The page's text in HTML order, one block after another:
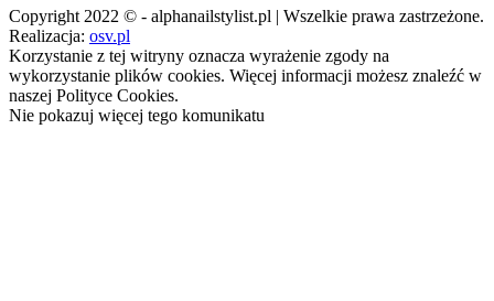
Copyright 2022 © - alphanailstylist.pl | Wszelkie prawa zastrzeżone.
Realizacja: osv.pl
Korzystanie z tej witryny oznacza wyrażenie zgody na
wykorzystanie plików cookies. Więcej informacji możesz znaleźć w
naszej Polityce Cookies.
Nie pokazuj więcej tego komunikatu